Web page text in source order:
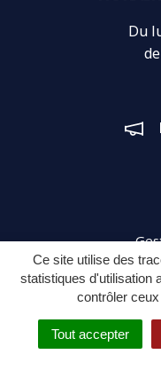
Ce site utilise des
statistiques d'utilisation
contrôler
Tout accepter
Du